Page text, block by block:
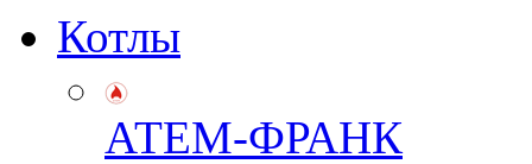
Котлы
АТЕМ-ФРАНК